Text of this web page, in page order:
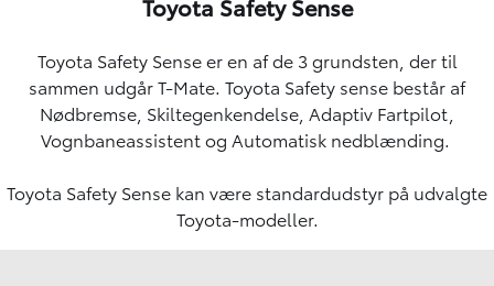
Toyota Safety Sense​
Toyota Safety Sense er en af de 3 grundsten, der til
sammen udgår T-Mate. Toyota Safety sense består af
Nødbremse, Skiltegenkendelse, Adaptiv Fartpilot,
Vognbaneassistent og Automatisk nedblænding.
Toyota Safety Sense kan være standardudstyr på udvalgte
Toyota-modeller.